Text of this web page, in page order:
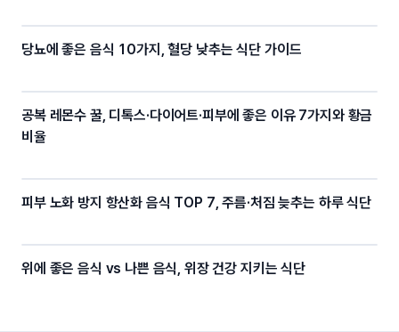
당뇨에 좋은 음식 10가지, 혈당 낮추는 식단 가이드
공복 레몬수 꿀, 디톡스·다이어트·피부에 좋은 이유 7가지와 황금
비율
피부 노화 방지 항산화 음식 TOP 7, 주름·처짐 늦추는 하루 식단
위에 좋은 음식 vs 나쁜 음식, 위장 건강 지키는 식단